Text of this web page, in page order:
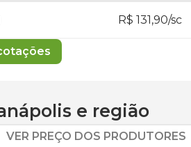
R$ 131,90/sc
e região
VER PREÇO DOS PRODUTORES